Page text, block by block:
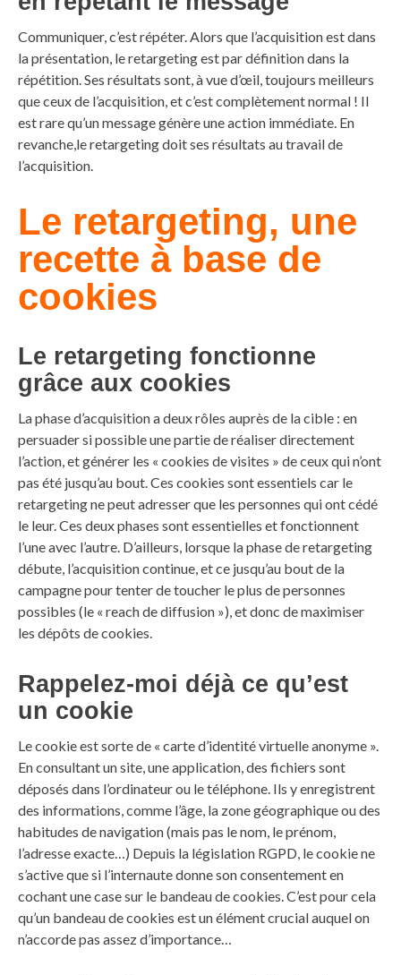
Communiquer, c’est répéter. Alors que l’acquisition est dans
la présentation, le retargeting est par définition dans la
répétition. Ses résultats sont, à vue d’œil, toujours meilleurs
que ceux de l’acquisition, et c’est complètement normal ! Il
est rare qu’un message génère une action immédiate. En
revanche,le retargeting doit ses résultats au travail de
l’acquisition.
Le retargeting, une
recette à base de
cookies
Le retargeting fonctionne
grâce aux cookies
La phase d’acquisition a deux rôles auprès de la cible : en
persuader si possible une partie de réaliser directement
l’action, et générer les « cookies de visites » de ceux qui n’ont
pas été jusqu’au bout. Ces cookies sont essentiels car le
retargeting ne peut adresser que les personnes qui ont cédé
le leur. Ces deux phases sont essentielles et fonctionnent
l’une avec l’autre. D’ailleurs, lorsque la phase de retargeting
débute, l’acquisition continue, et ce jusqu’au bout de la
campagne pour tenter de toucher le plus de personnes
possibles (le « reach de diffusion »), et donc de maximiser
les dépôts de cookies.
Rappelez-moi déjà ce qu’est
un cookie
Le cookie est sorte de « carte d’identité virtuelle anonyme ».
En consultant un site, une application, des fichiers sont
déposés dans l’ordinateur ou le téléphone. Ils y enregistrent
des informations, comme l’âge, la zone géographique ou des
habitudes de navigation (mais pas le nom, le prénom,
l’adresse exacte…) Depuis la législation RGPD, le cookie ne
s’active que si l’internaute donne son consentement en
cochant une case sur le bandeau de cookies. C’est pour cela
qu’un bandeau de cookies est un élément crucial auquel on
n’accorde pas assez d’importance…